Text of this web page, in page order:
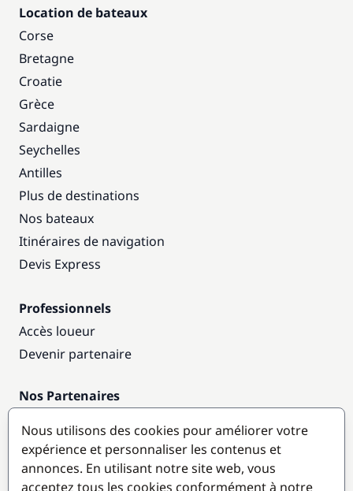
Location de bateaux
Corse
Bretagne
Croatie
Grèce
Sardaigne
Seychelles
Antilles
Plus de destinations
Nos bateaux
Itinéraires de navigation
Devis Express
Professionnels
Accès loueur
Devenir partenaire
Nos Partenaires
Destinations populaires
Nous utilisons des cookies pour améliorer votre
expérience et personnaliser les contenus et
annonces. En utilisant notre site web, vous
acceptez tous les cookies conformément à notre